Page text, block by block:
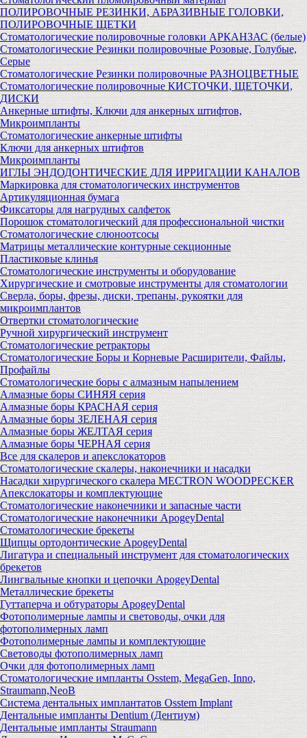
ПОЛИРОВОЧНЫЕ РЕЗИНКИ, АБРАЗИВНЫЕ ГОЛОВКИ,
ПОЛИРОВОЧНЫЕ ЩЕТКИ
Стоматологические полировочные головки АРКАНЗАС (белые)
Стоматологические Резинки полировочные Розовые, Голубые,
Серые
Стоматологические Резинки полировочные РАЗНОЦВЕТНЫЕ
Стоматологические полировочные КИСТОЧКИ, ЩЕТОЧКИ,
ДИСКИ
Анкерные штифты, Ключи для анкерных штифтов,
Микроимпланты
Стоматологические анкерные штифты
Ключи для анкерных штифтов
Микроимпланты
ИГЛЫ ЭНДОДОНТИЧЕСКИЕ ДЛЯ ИРРИГАЦИИ КАНАЛОВ
Маркировка для стоматологических инструментов
Артикуляционная бумага
Фиксаторы для нагрудных салфеток
Порошок стоматологический для профессиональной чистки
Стоматологические слюноотсосы
Матрицы металлические контурные секционные
Пластиковые клинья
Стоматологические инструменты и оборудование
Хирургические и смотровые инструменты для стоматологии
Сверла, боры, фрезы, диски, трепаны, рукоятки для
микроимплантов
Отвертки стоматологические
Ручной хирургический инструмент
Стоматологические ретракторы
Стоматологические Боры и Корневые Расширители, Файлы,
Профайлы
Стоматологические боры с алмазным напылением
Алмазные боры СИНЯЯ серия
Алмазные боры КРАСНАЯ серия
Алмазные боры ЗЕЛЕНАЯ серия
Алмазные боры ЖЕЛТАЯ серия
Алмазные боры ЧЕРНАЯ серия
Все для скалеров и апекслокаторов
Стоматологические скалеры, наконечники и насадки
Насадки хирургического скалера MECTRON WOODPECKER
Апекслокаторы и комплектующие
Стоматологические наконечники и запасные части
Стоматологические наконечники ApogeyDental
Стоматологические брекеты
Щипцы ортодонтические ApogeyDental
Лигатура и специальный инструмент для стоматологических
брекетов
Лингвальные кнопки и цепочки ApogeyDental
Металлические брекеты
Гуттаперча и обтураторы ApogeyDental
Фотополимерные лампы и световоды, очки для
фотополимерных ламп
Фотополимерные лампы и комплектующие
Световоды фотополимерных ламп
Очки для фотополимерных ламп
Стоматологические импланты Osstem, MegaGen, Inno,
Straumann,NeoB
Система дентальных имплантатов Osstem Implant
Дентальные импланты Dentium (Дентиум)
Дентальные импланты Straumann